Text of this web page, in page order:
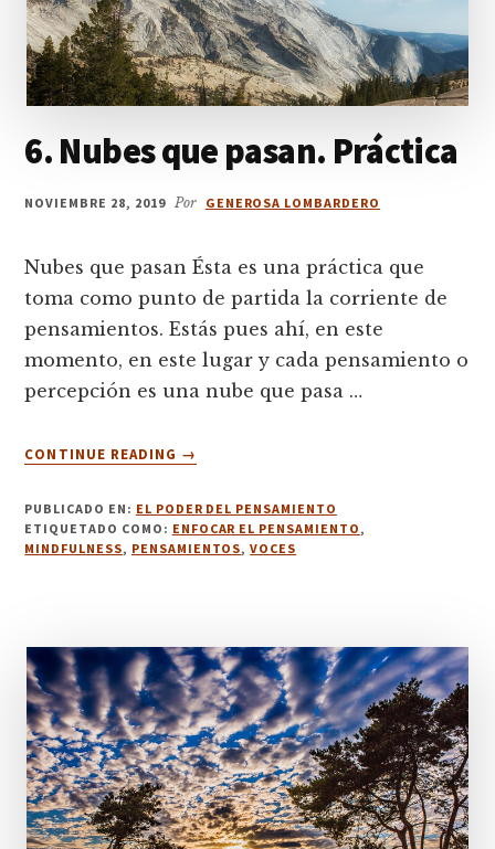
6. Nubes que pasan. Práctica
NOVIEMBRE 28, 2019 Por GENEROSA LOMBARDERO
Nubes que pasan Ésta es una práctica que
toma como punto de partida la corriente de
pensamientos. Estás pues ahí, en este
momento, en este lugar y cada pensamiento o
percepción es una nube que pasa …
CONTINUE READING
ACERCA
NUBES
QUE
→
PUBLICADO EN: EL PODER DEL PENSAMIENTO
ETIQUETADO COMO: ENFOCAR EL PENSAMIENTO ,
MINDFULNESS, PENSAMIENTOS,VOCES